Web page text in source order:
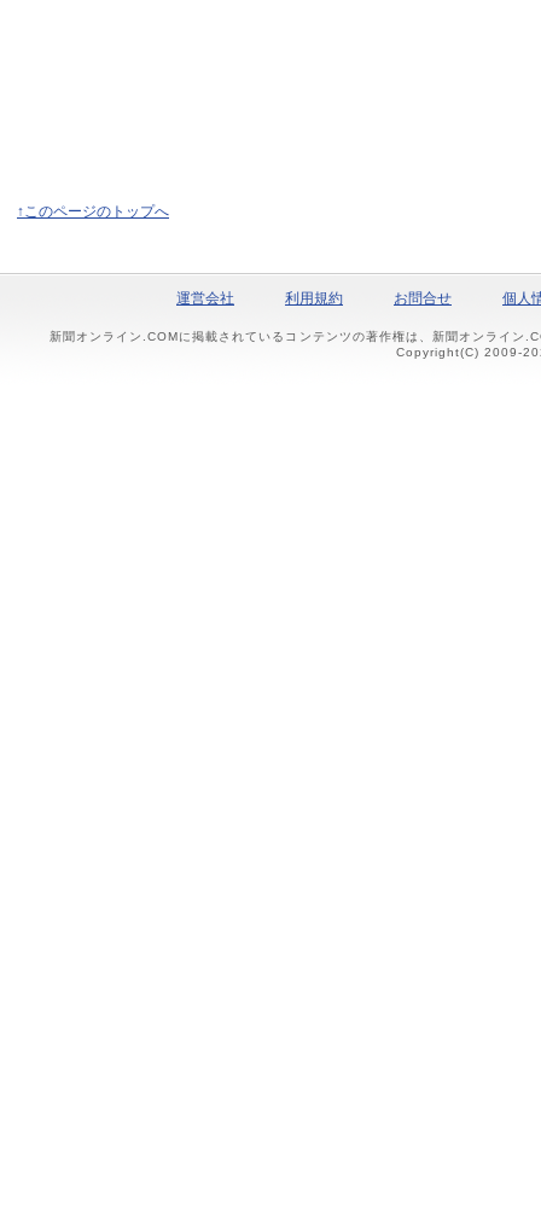
↑このページのトップへ
運営会社 利用規約 お問合せ 個人
新聞オンライン.COMに掲載されているコンテンツの著作権は、新聞オンライン
Copyright(C) 2009-